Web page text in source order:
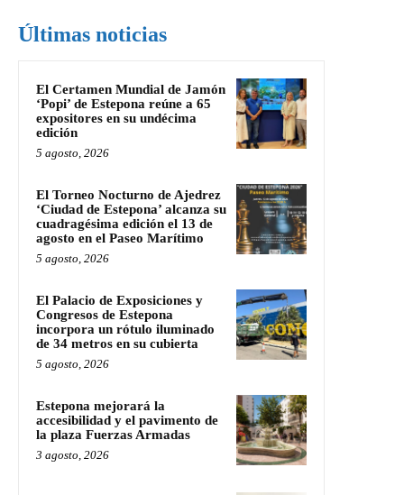
Últimas noticias
El Certamen Mundial de Jamón
‘Popi’ de Estepona reúne a 65
expositores en su undécima
edición
5 agosto, 2026
El Torneo Nocturno de Ajedrez
‘Ciudad de Estepona’ alcanza su
cuadragésima edición el 13 de
agosto en el Paseo Marítimo
5 agosto, 2026
El Palacio de Exposiciones y
Congresos de Estepona
incorpora un rótulo iluminado
de 34 metros en su cubierta
5 agosto, 2026
Estepona mejorará la
accesibilidad y el pavimento de
la plaza Fuerzas Armadas
3 agosto, 2026